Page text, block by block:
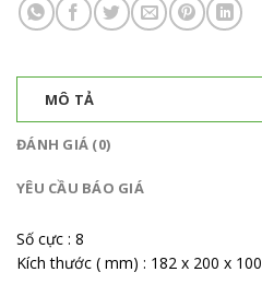
MÔ TẢ
ĐÁNH GIÁ (0)
YÊU CẦU BÁO GIÁ
Số cực : 8
Kích thước ( mm) : 182 x 200 x 100